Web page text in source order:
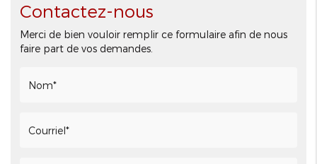
Contactez-nous
Merci de bien vouloir remplir ce formulaire afin de nous
faire part de vos demandes.